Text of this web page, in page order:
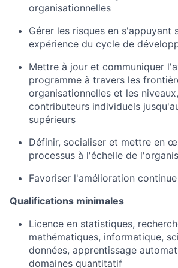
organisationnelles
Gérer les risques en s'appuyant
expérience du cycle de
Mettre à jour et communiquer
programme à travers les
organisationnelles et les
contributeurs individuels
supérieurs
Définir, socialiser et mettre en
processus à l'échelle de
Favoriser l'amélioration continue
Qualifications minimales
Licence en statistiques,
mathématiques, informatique,
données, apprentissage
domaines quantitatif